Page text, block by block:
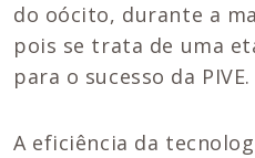
do oócito, durante a
pois se trata de uma
para o sucesso da PIVE.
A eficiência da